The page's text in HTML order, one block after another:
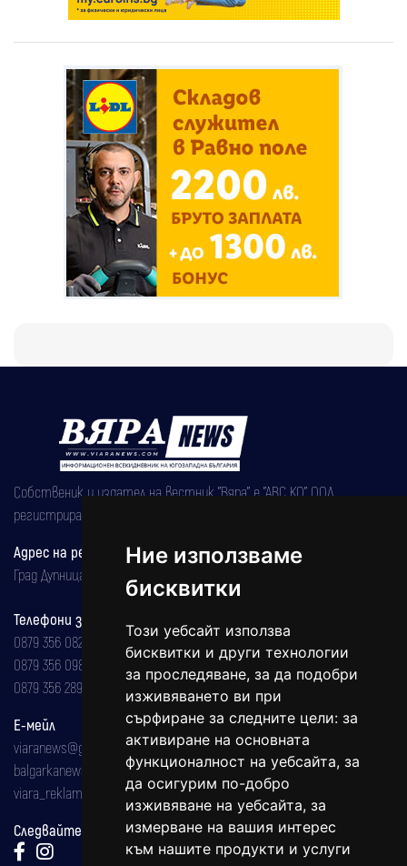
Ние използваме
бисквитки
Този уебсайт използва
бисквитки и други технологии
за проследяване, за да подобри
изживяването ви при
сърфиране за следните цели: за
активиране на основната
функционалност на уебсайта, за
да осигурим по-добро
изживяване на уебсайта, за
измерване на вашия интерес
към нашите продукти и услуги
Собственик и издател на вестник "Вяра" е "АВС КО" ООД,
регистрирана на 08.05.2002 година.
Адрес на редакцията
Град Дупница, ул.''Христо Ботев" 43
Телефони за реклама и абонаменти
0879 356 082
0879 356 098
0879 356 289
Е-мейл
viaranews@gmail.com
balgarkanews@gmail.com
viara_reklama@mail.bg
Следвайте ни: